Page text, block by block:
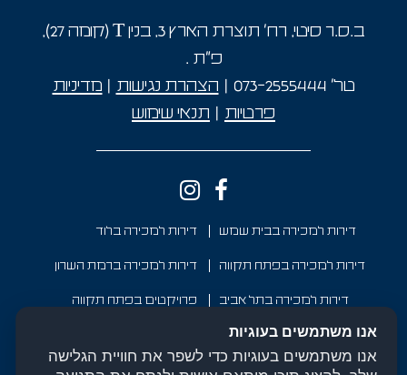
ב.ס.ר סיטי, רח' תוצרת הארץ 3, בנין T (קומה 27),
פ"ת .
טל’ 073-2555444 הצהרת נגישות
מדיניות
פרטיות
תנאי שימוש
דירות למכירה בבית שמש דירות למכירה בלוד
דירות למכירה בפתח תקווה דירות למכירה ברמת השרון
דירות למכירה בתל אביב פרויקטים בפתח תקווה
פרויקטים ברמת השרון
פרויקטים בלוד פרויקטים בתל אביב
אנו משתמשים בעוגיות
אנו משתמשים בעוגיות כדי לשפר את חוויית הגלישה